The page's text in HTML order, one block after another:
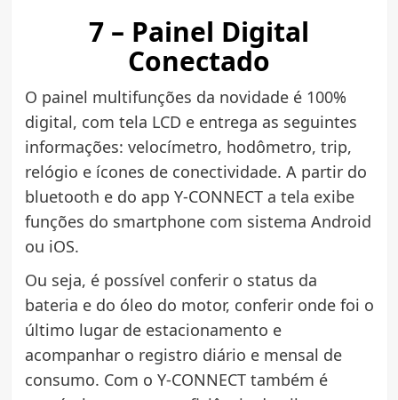
7 – Painel Digital
Conectado
O painel multifunções da novidade é 100%
digital, com tela LCD e entrega as seguintes
informações: velocímetro, hodômetro, trip,
relógio e ícones de conectividade. A partir do
bluetooth e do app Y-CONNECT a tela exibe
funções do smartphone com sistema Android
ou iOS.
Ou seja, é possível conferir o status da
bateria e do óleo do motor, conferir onde foi o
último lugar de estacionamento e
acompanhar o registro diário e mensal de
consumo. Com o Y-CONNECT também é